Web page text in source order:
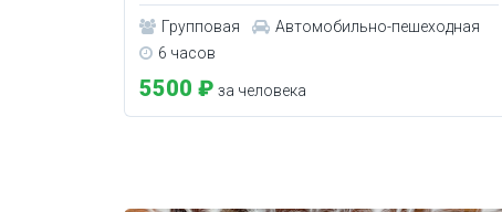
Групповая
Автомобильно-пешеходная
6 часов
5500 ₽ за человека